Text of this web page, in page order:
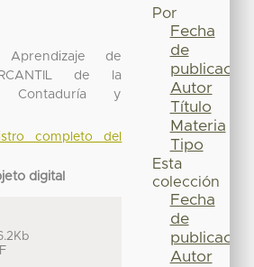
de
de la
Contaduría y
completo del
digital
Por
Fecha
de
publicación
Autor
Título
Materia
Tipo
Esta
colección
Fecha
de
publicación
Autor